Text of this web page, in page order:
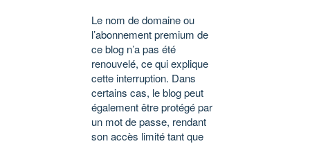
Le nom de domaine ou
l’abonnement premium de
ce blog n’a pas été
renouvelé, ce qui explique
cette interruption. Dans
certains cas, le blog peut
également être protégé par
un mot de passe, rendant
son accès limité tant que